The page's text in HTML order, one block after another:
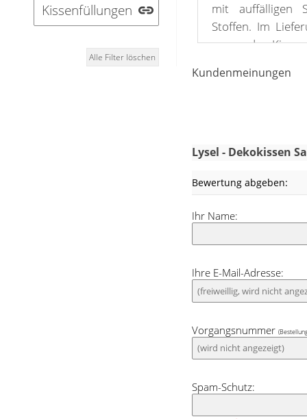
Kissenfüllungen
Alle Filter löschen
mit auffälligen
Stoffen. Im
passenden
Petrol,
Optisch sieht
wie mit hellen.
Kundenmeinungen
Lysel - Dekokissen
Bewertung abgeben:
Ihr Name:
Ihre E-Mail-Adresse:
Vorgangsnummer
Spam-Schutz: